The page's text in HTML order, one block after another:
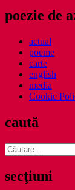
poezie de
actual
poeme
carte
english
media
Cookie
caută
Caută
după:
secţiuni